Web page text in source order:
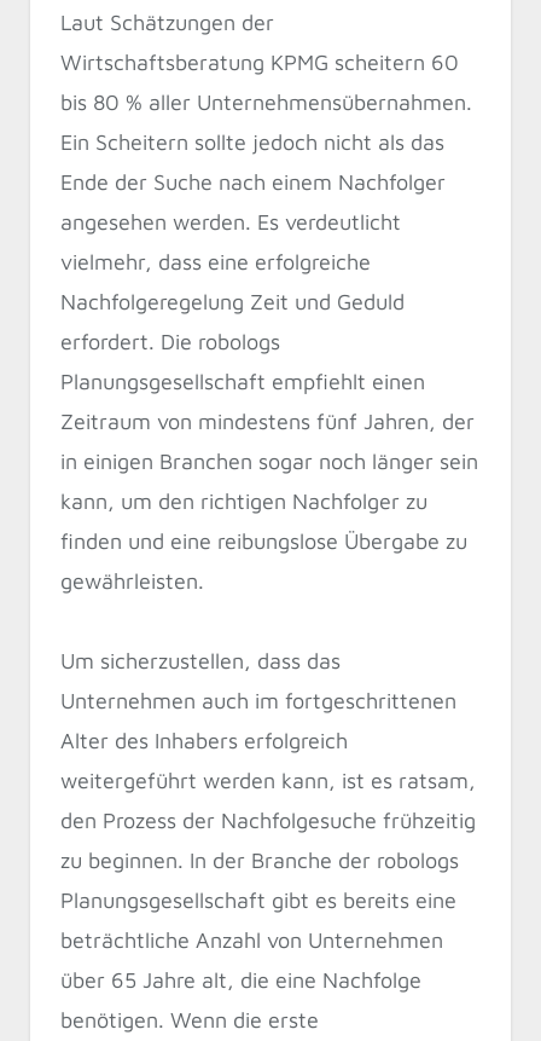
Laut Schätzungen der
Wirtschaftsberatung KPMG scheitern 60
bis 80 % aller Unternehmensübernahmen.
Ein Scheitern sollte jedoch nicht als das
Ende der Suche nach einem Nachfolger
angesehen werden. Es verdeutlicht
vielmehr, dass eine erfolgreiche
Nachfolgeregelung Zeit und Geduld
erfordert. Die robologs
Planungsgesellschaft empfiehlt einen
Zeitraum von mindestens fünf Jahren, der
in einigen Branchen sogar noch länger sein
kann, um den richtigen Nachfolger zu
finden und eine reibungslose Übergabe zu
gewährleisten.
Um sicherzustellen, dass das
Unternehmen auch im fortgeschrittenen
Alter des Inhabers erfolgreich
weitergeführt werden kann, ist es ratsam,
den Prozess der Nachfolgesuche frühzeitig
zu beginnen. In der Branche der robologs
Planungsgesellschaft gibt es bereits eine
beträchtliche Anzahl von Unternehmen
über 65 Jahre alt, die eine Nachfolge
benötigen. Wenn die erste